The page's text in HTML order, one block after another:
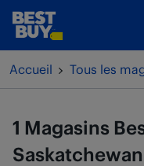
Passer au contenu
www.bestbuy.ca
Accueil Tous les
1 Magasins
Saskatchewan